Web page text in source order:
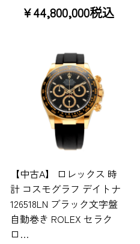
¥44,800,000税込
【中古A】 ロレックス 時
計 コスモグラフ デイトナ
126518LN ブラック文字盤
自動巻き ROLEX セラク
ロ…